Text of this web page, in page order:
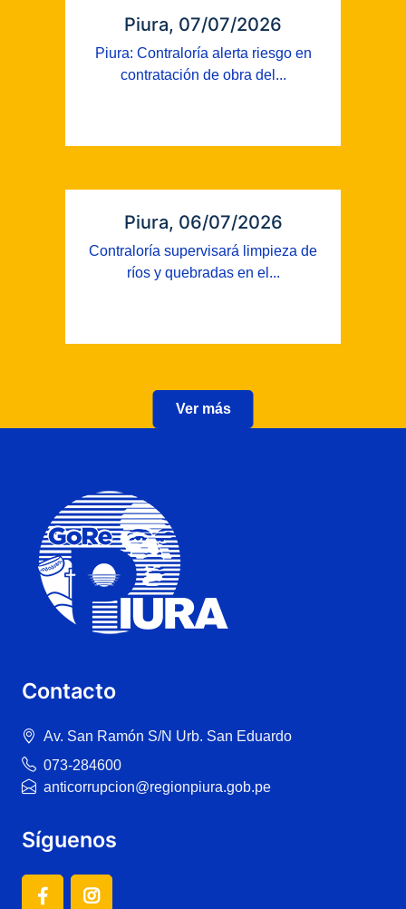
Piura, 07/07/2026
Piura: Contraloría alerta riesgo en
contratación de obra del...
Piura, 06/07/2026
Contraloría supervisará limpieza de
ríos y quebradas en el...
Ver más
Contacto
Av. San Ramón S/N Urb. San Eduardo
073-284600
anticorrupcion@regionpiura.gob.pe
Síguenos